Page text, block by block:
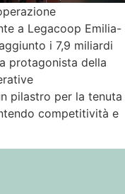
a Legacoop Emilia-
i 7,9 miliardi
protagonista della
pilastro per la tenuta
competitività e